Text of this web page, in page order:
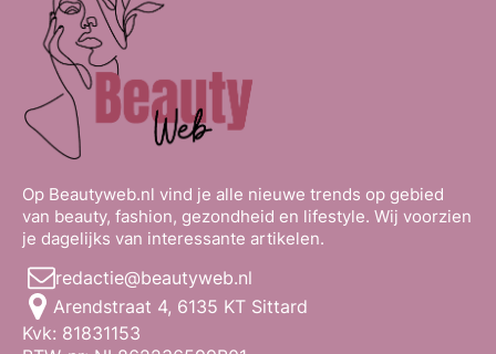
Op Beautyweb.nl vind je alle nieuwe trends op gebied
van beauty, fashion, gezondheid en lifestyle. Wij voorzien
je dagelijks van interessante artikelen.
redactie@beautyweb.nl
Arendstraat 4, 6135 KT Sittard
Kvk: 81831153